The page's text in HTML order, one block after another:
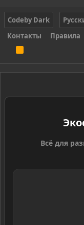
Codeby Dark
Контакты
Правила
S
Всё для